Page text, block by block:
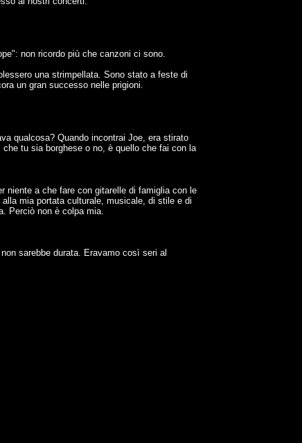
non ricordo più che canzoni ci sono.
una strimpellata. Sono stato a feste di
un gran successo nelle prigioni.
qualcosa? Quando incontrai Joe, era stirato
tu sia borghese o no, è quello che fai con la
niente a che fare con gitarelle di famiglia con le
mia portata culturale, musicale, di stile e di
Perciò non è colpa mia.
sarebbe durata. Eravamo così seri al